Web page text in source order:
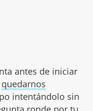
antes de iniciar
quedarnos
intentándolo sin